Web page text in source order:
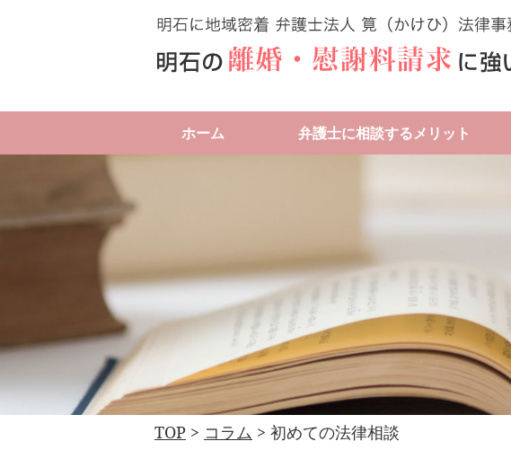
ホーム 弁護士に相談するメリット
TOP > コラム > 初めての法律相談